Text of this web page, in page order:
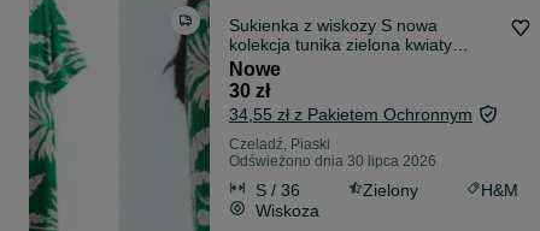
Sukienka z wiskozy S nowa
kolekcja tunika zielona kwiaty
PROMOCJA
Nowe
30 zł
34,55 zł z Pakietem Ochronnym
Czeladź, Piaski
Odświeżono dnia 30 lipca 2026
S / 36 Zielony
H&M
Wiskoza